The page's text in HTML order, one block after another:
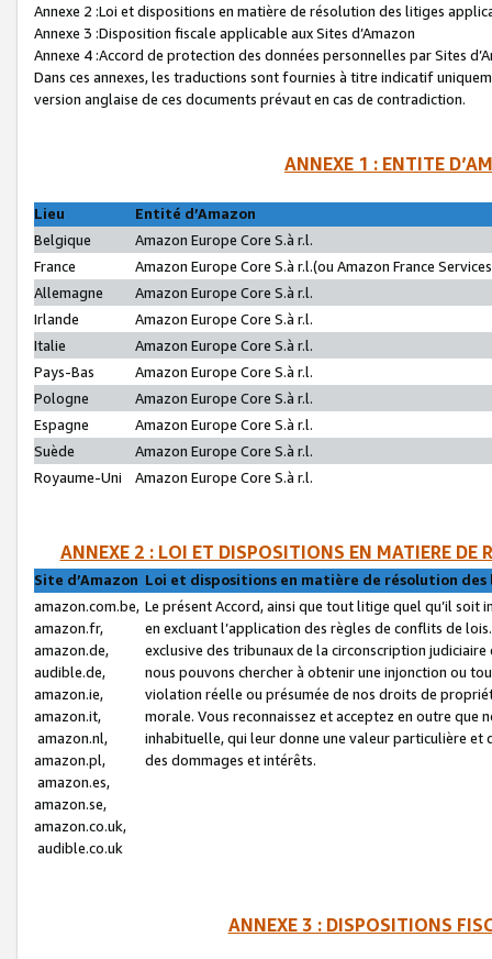
Annexe 2 :Loi et dispositions en matière de résolution des litiges
Annexe 3 :Disposition fiscale applicable aux Sites d’Amazon
Annexe 4 :Accord de protection des données personnelles par Sites
Dans ces annexes, les traductions sont fournies à titre indicatif
version anglaise de ces documents prévaut en cas de contradiction.
ANNEXE 1 : ENTITE
Lieu
Entité d’Amazon
Belgique
Amazon Europe Core S.à r.l.
France
Amazon Europe Core S.à r.l.(ou Amazon France
Allemagne
Amazon Europe Core S.à r.l.
Irlande
Amazon Europe Core S.à r.l.
Italie
Amazon Europe Core S.à r.l.
Pays-Bas
Amazon Europe Core S.à r.l.
Pologne
Amazon Europe Core S.à r.l.
Espagne
Amazon Europe Core S.à r.l.
Suède
Amazon Europe Core S.à r.l.
Royaume-Uni
Amazon Europe Core S.à r.l.
ANNEXE 2 : LOI ET DISPOSITIONS EN MATIERE DE
Site d’Amazon Loi et dispositions en matière de résolution
amazon.com.be,
amazon.fr,
amazon.de,
audible.de,
amazon.ie,
amazon.it,
amazon.nl,
amazon.pl,
amazon.es,
amazon.se,
amazon.co.uk,
audible.co.uk
Le présent Accord, ainsi que tout litige quel qu’il soit
en excluant l’application des règles de conflits de
exclusive des tribunaux de la circonscription
nous pouvons chercher à obtenir une injonction ou
violation réelle ou présumée de nos droits de
morale. Vous reconnaissez et acceptez en outre que
inhabituelle, qui leur donne une valeur particulière
des dommages et intérêts.
ANNEXE 3 : DISPOSITIONS